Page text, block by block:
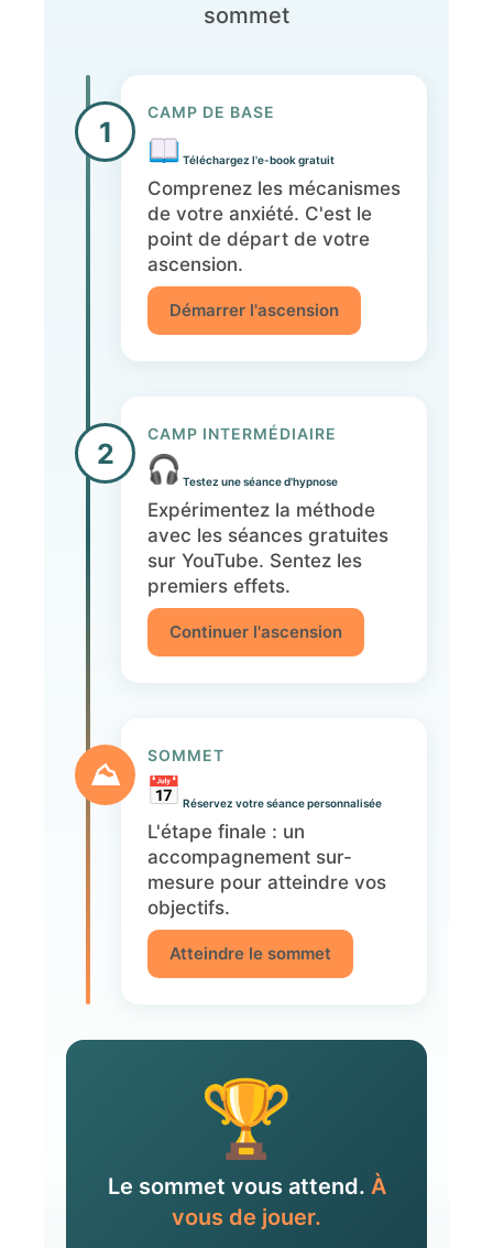
sommet
1
CAMP DE BASE
Téléchargez l'e-book gratuit
Comprenez les mécanismes
de votre anxiété. C'est le
point de départ de votre
ascension.
Démarrer l'ascension
2
CAMP INTERMÉDIAIRE
Testez une séance d'hypnose
Expérimentez la méthode
avec les séances gratuites
sur YouTube. Sentez les
premiers effets.
Continuer l'ascension
⛰️
SOMMET
Réservez votre séance personnalisée
L'étape finale : un
accompagnement sur-
mesure pour atteindre vos
objectifs.
Atteindre le sommet
Le sommet vous attend. À
vous de jouer.